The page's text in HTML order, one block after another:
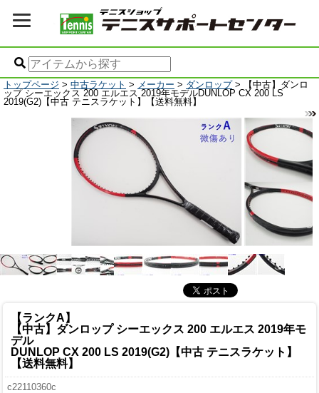
トップページ > 中古ラケット > メーカー > ダンロップ> 【中古】ダンロ
ップ シーエックス 200 エルエス 2019年モデルDUNLOP CX 200 LS
2019(G2)【中古 テニスラケット】【送料無料】
【ランクA】
【中古】ダンロップ シーエックス 200 エルエス 2019年モ
デル
DUNLOP CX 200 LS 2019(G2)【中古 テニスラケット】
【送料無料】
c22110360c